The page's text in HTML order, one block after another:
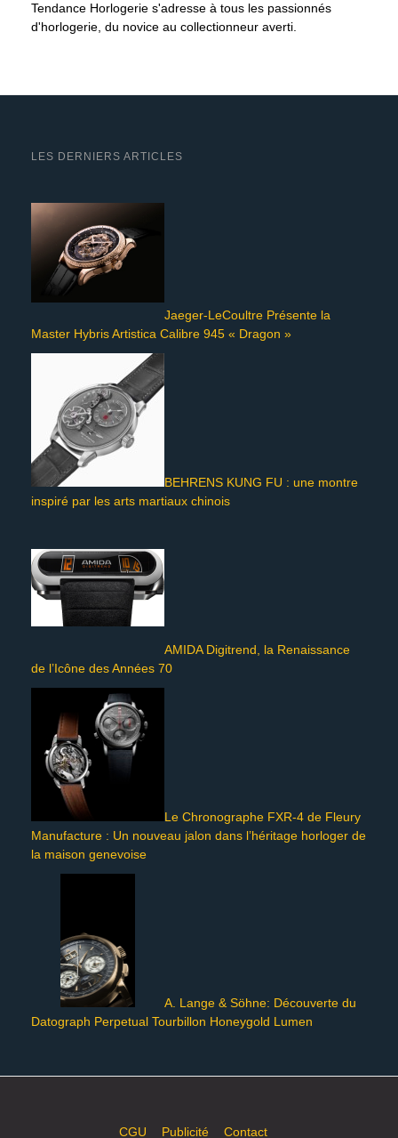
Tendance Horlogerie s'adresse à tous les passionnés
d'horlogerie, du novice au collectionneur averti.
LES DERNIERS ARTICLES
Jaeger-LeCoultre Présente la
Master Hybris Artistica Calibre 945 « Dragon »
BEHRENS KUNG FU : une montre
inspiré par les arts martiaux chinois
AMIDA Digitrend, la Renaissance
de l’Icône des Années 70
Le Chronographe FXR-4 de Fleury
Manufacture : Un nouveau jalon dans l’héritage horloger de
la maison genevoise
A. Lange & Söhne: Découverte du
Datograph Perpetual Tourbillon Honeygold Lumen
CGU Publicité Contact